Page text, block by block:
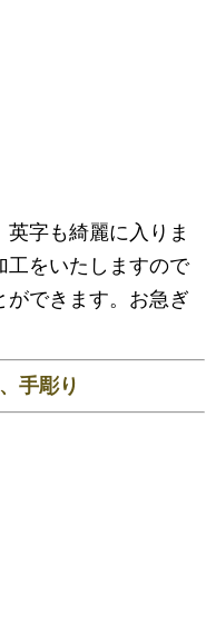
字も綺麗に入りま
工をいたしますので
ができます。お急ぎ
手彫り